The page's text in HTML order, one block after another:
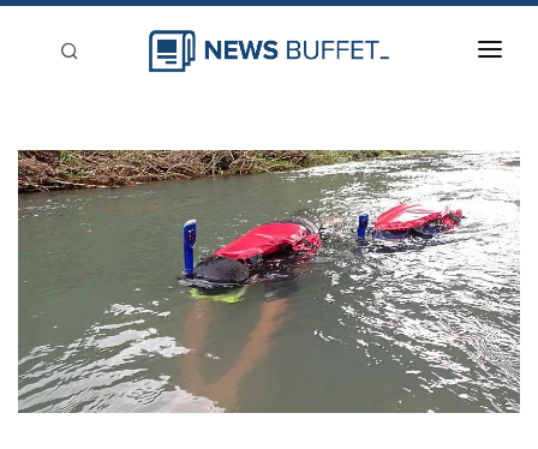
新聞稿分類
登入